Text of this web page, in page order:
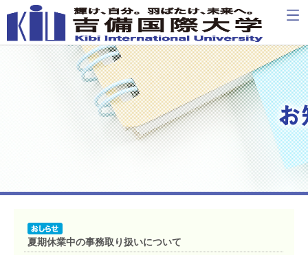
夏期休業中の事務取り扱いについて